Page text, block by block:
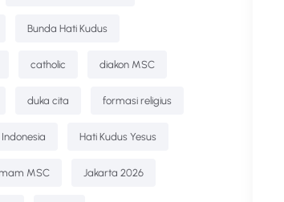
Bunda Hati Kudus
catholic diakon MSC
duka cita formasi religius
Hati Kudus Yesus
MSC Jakarta 2026